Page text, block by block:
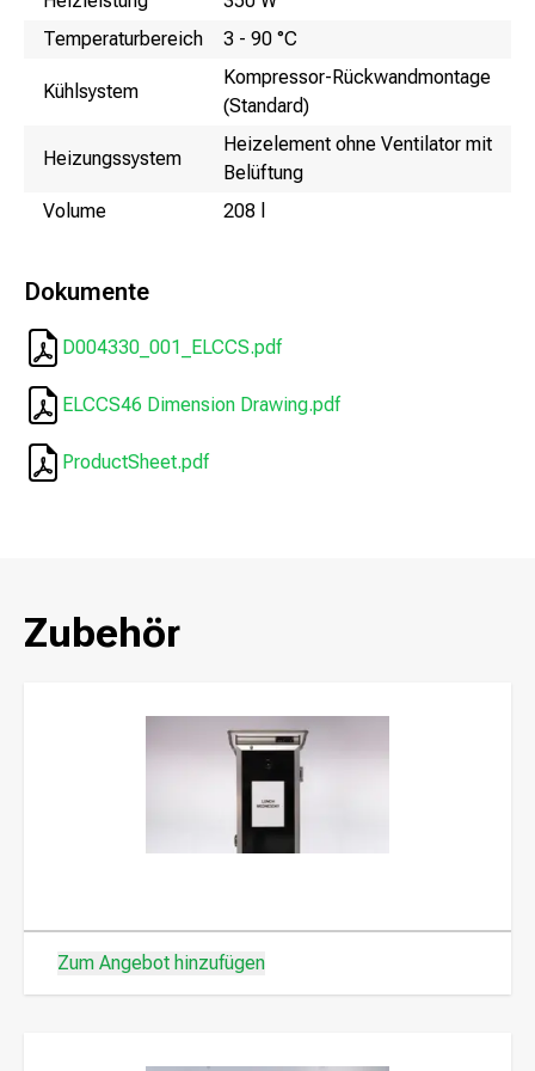
Temperaturbereich
3 - 90 °C
Kühlsystem
Kompressor-Rückwandmontage
(Standard)
Heizungssystem
Heizelement ohne Ventilator mit
Belüftung
Volume
208 l
Dokumente
D004330_001_ELCCS.pdf
ELCCS46 Dimension Drawing.pdf
ProductSheet.pdf
Zubehör
Zum Angebot hinzufügen